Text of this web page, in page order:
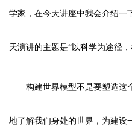
学家，在今天讲座中我会介绍一
天演讲的主题是“以科学为途径，
构建世界模型不是要塑造这
地了解我们身处的世界，为建设